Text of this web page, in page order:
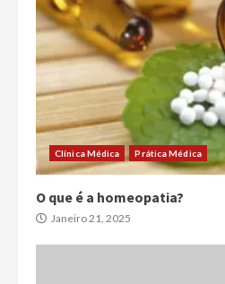
Clínica Médica Prática Médica
O que é a homeopatia?
Janeiro 21, 2025